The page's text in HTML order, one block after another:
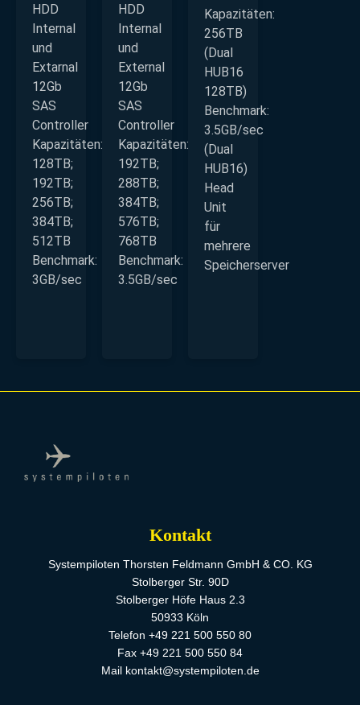
HDD
Internal
und
Extarnal
12Gb
SAS
Controller
Kapazitäten:
128TB;
192TB;
256TB;
384TB;
512TB
Benchmark:
3GB/sec
HDD
Internal
und
External
12Gb
SAS
Controller
Kapazitäten:
192TB;
288TB;
384TB;
576TB;
768TB
Benchmark:
3.5GB/sec
Kapazitäten:
256TB
(Dual
HUB16
128TB)
Benchmark:
3.5GB/sec
(Dual
HUB16)
Head
Unit
für
mehrere
Speicherserver
Kontakt
Systempiloten Thorsten Feldmann GmbH & CO. KG
Stolberger Str. 90D
Stolberger Höfe Haus 2.3
50933 Köln
Telefon +49 221 500 550 80
Fax +49 221 500 550 84
Mail kontakt@systempiloten.de